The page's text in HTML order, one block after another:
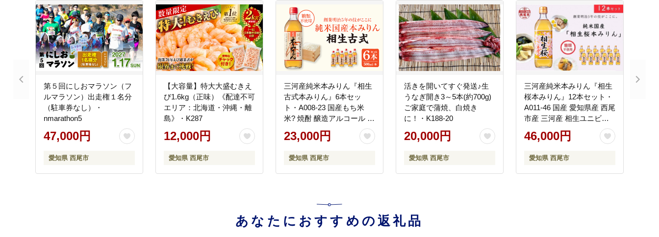
第５回にしおマラソン（フ
ルマラソン）出走権１名分
（駐車券なし）・
nmarathon5
47,000円
愛知県 西尾市
【大容量】特大大盛むきえ
び1.6kg（正味）《配達不可
エリア：北海道・沖縄・離
島》・K287
12,000円
愛知県 西尾市
三河産純米本みりん『相生
古式本みりん』6本セッ
ト・A008-23 国産もち米
米? 焼酎 醸造アルコール 味
醂 本味醂 糖類無添加 純国
産米使用 古式本みりん み
産素材
23,000円
愛知県 西尾市
活きを開いてすぐ発送♪生
うなぎ開き3～5本(約700g)
ご家庭で蒲焼、白焼き
に！・K188-20
20,000円
愛知県 西尾市
三河産純米本みりん『相生
桜本みりん』12本セット・
A011-46 国産 愛知県産 西尾
市産 三河産 相生ユニビオ
もち米 米麹 酒粕 味醂 みり
ん 古式本みりん
46,000円
愛知県 西尾市
あなたにおすすめの返礼品